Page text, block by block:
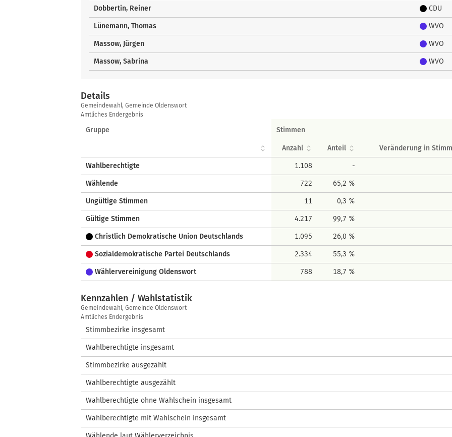
Dobbertin, Reiner CDU
Lünemann, Thomas WVO
Massow, Jürgen WVO
Massow, Sabrina WVO
Details
Details
Gemeindewahl, Gemeinde Oldenswort
Amtliches Endergebnis
Gruppe Stimmen
Anzahl Anteil Veränderung in
Wahlberechtigte 1.108 -
Wählende 722 65,2 %
Ungültige Stimmen 11 0,3 %
Gültige Stimmen 4.217 99,7 %
Christlich Demokratische Union Deutschlands 1.095 26,0 %
Sozialdemokratische Partei Deutschlands 2.334 55,3 %
Wählervereinigung Oldenswort 788 18,7 %
Kennzahlen / Wahlstatistik
Kennzahlen
/
Wahlstatistik
Gemeindewahl, Gemeinde Oldenswort
Amtliches Endergebnis
Stimmbezirke insgesamt
Wahlberechtigte insgesamt
Stimmbezirke ausgezählt
Wahlberechtigte ausgezählt
Wahlberechtigte ohne Wahlschein insgesamt
Wahlberechtigte mit Wahlschein insgesamt